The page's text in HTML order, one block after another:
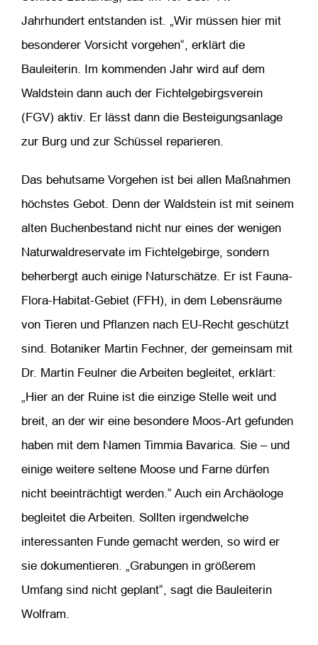
Jahrhundert entstanden ist. „Wir müssen hier mit
besonderer Vorsicht vorgehen“, erklärt die
Bauleiterin. Im kommenden Jahr wird auf dem
Waldstein dann auch der Fichtelgebirgsverein
(FGV) aktiv. Er lässt dann die Besteigungsanlage
zur Burg und zur Schüssel reparieren.
Das behutsame Vorgehen ist bei allen Maßnahmen
höchstes Gebot. Denn der Waldstein ist mit seinem
alten Buchenbestand nicht nur eines der wenigen
Naturwaldreservate im Fichtelgebirge, sondern
beherbergt auch einige Naturschätze. Er ist Fauna-
Flora-Habitat-Gebiet (FFH), in dem Lebensräume
von Tieren und Pflanzen nach EU-Recht geschützt
sind. Botaniker Martin Fechner, der gemeinsam mit
Dr. Martin Feulner die Arbeiten begleitet, erklärt:
„Hier an der Ruine ist die einzige Stelle weit und
breit, an der wir eine besondere Moos-Art gefunden
haben mit dem Namen Timmia Bavarica. Sie – und
einige weitere seltene Moose und Farne dürfen
nicht beeinträchtigt werden.“ Auch ein Archäologe
begleitet die Arbeiten. Sollten irgendwelche
interessanten Funde gemacht werden, so wird er
sie dokumentieren. „Grabungen in größerem
Umfang sind nicht geplant“, sagt die Bauleiterin
Wolfram.